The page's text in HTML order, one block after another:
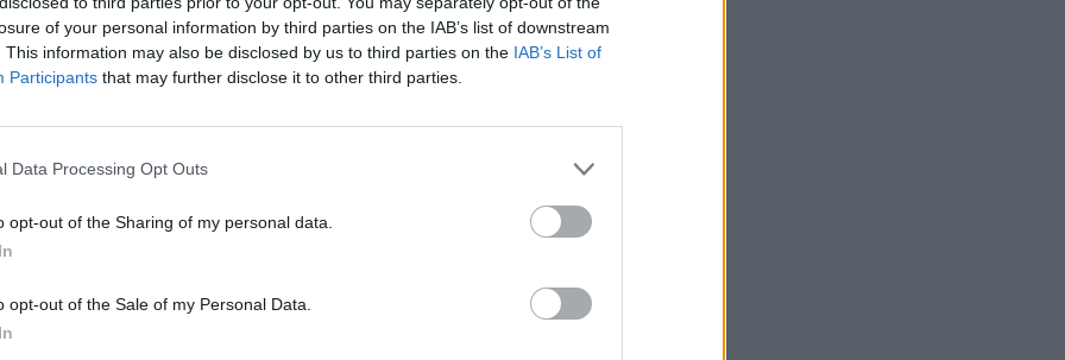
of your personal information by third parties on the IAB’s list of downstream
This information may also be disclosed by us to third parties on the IAB’s List of
Participants that may further disclose it to other third parties.
Data Processing Opt Outs
opt-out of the Sharing of my personal data.
opt-out of the Sale of my Personal Data.
Metropolitana de Lisboa